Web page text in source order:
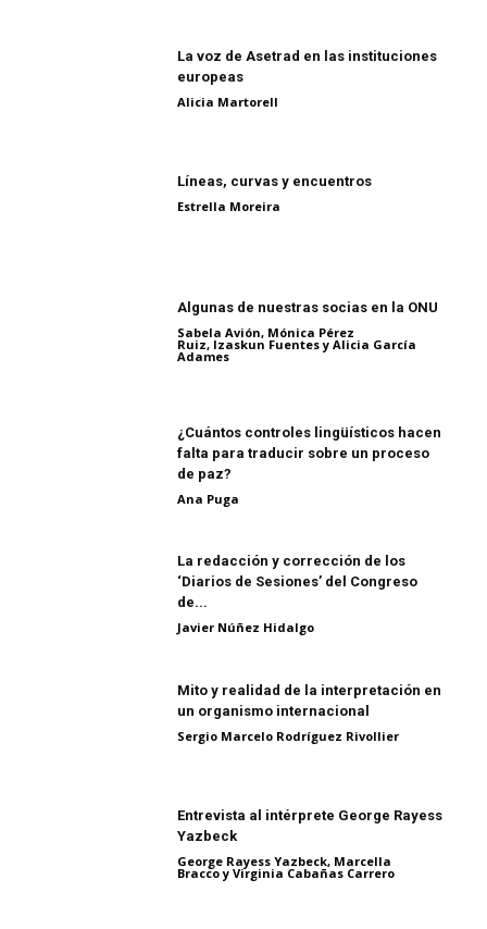
La voz de Asetrad en las instituciones
europeas
Alicia Martorell
Líneas, curvas y encuentros
Estrella Moreira
Algunas de nuestras socias en la ONU
Sabela Avión, Mónica Pérez
Ruiz, Izaskun Fuentes y Alicia García
Adames
¿Cuántos controles lingüísticos hacen
falta para traducir sobre un proceso
de paz?
Ana Puga
La redacción y corrección de los
‘Diarios de Sesiones’ del Congreso
de...
Javier Núñez Hidalgo
Mito y realidad de la interpretación en
un organismo internacional
Sergio Marcelo Rodríguez Rivollier
Entrevista al intérprete George Rayess
Yazbeck
George Rayess Yazbeck, Marcella
Bracco y Virginia Cabañas Carrero